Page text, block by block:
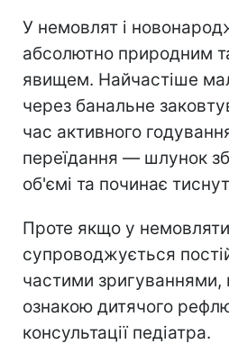
У немовлят і
абсолютно природним
явищем. Найчастіше
через банальне
час активного
переїдання — шлунок
об'ємі та починає
Проте якщо у
супроводжується
частими
ознакою дитячого
консультації педіатра.